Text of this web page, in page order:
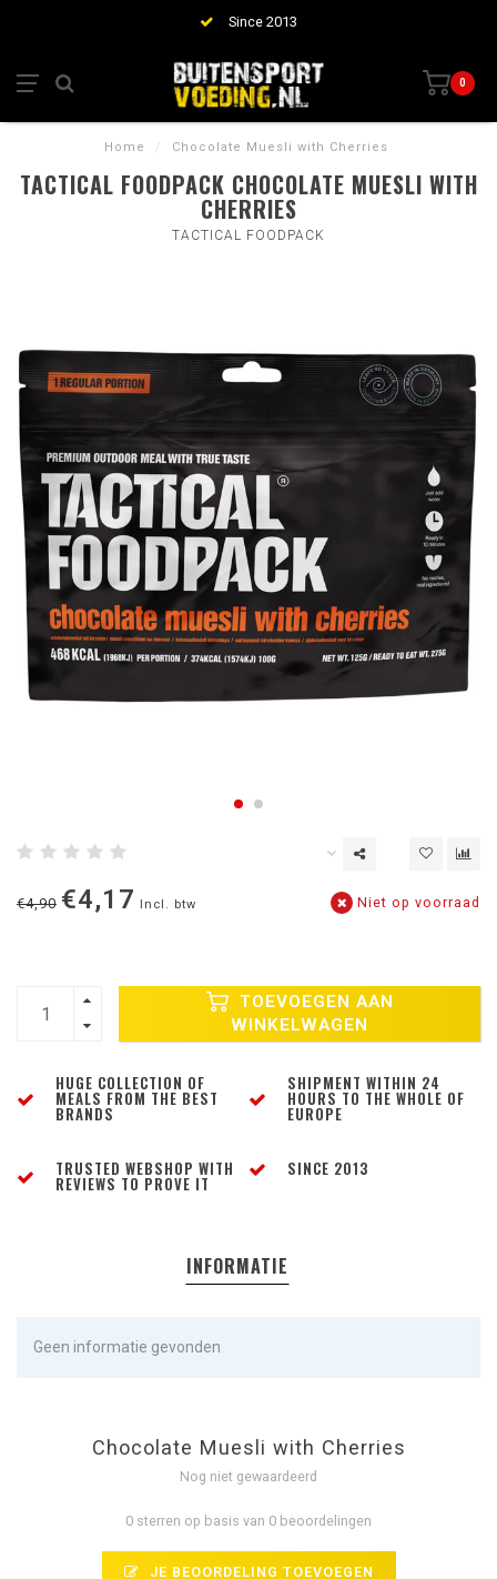
Since 2013
0
Home / Chocolate Muesli with Cherries
TACTICAL FOODPACK CHOCOLATE MUESLI WITH
CHERRIES
TACTICAL FOODPACK
€4,90 €4,17 Incl. btw Niet op voorraad
TOEVOEGEN AAN
WINKELWAGEN
HUGE COLLECTION OF
MEALS FROM THE BEST
BRANDS
SHIPMENT WITHIN 24
HOURS TO THE WHOLE OF
EUROPE
TRUSTED WEBSHOP WITH
REVIEWS TO PROVE IT
SINCE 2013
INFORMATIE
Geen informatie gevonden
Chocolate Muesli with Cherries
Nog niet gewaardeerd
0 sterren op basis van 0 beoordelingen
JE BEOORDELING TOEVOEGEN